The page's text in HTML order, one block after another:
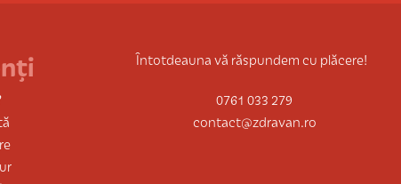
Întotdeauna vă răspundem cu plăcere!
0761 033 279
contact@zdravan.ro